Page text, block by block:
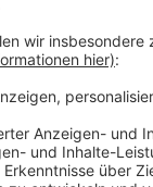
benötigen Ihre
um den
einen Service
um
Dieser